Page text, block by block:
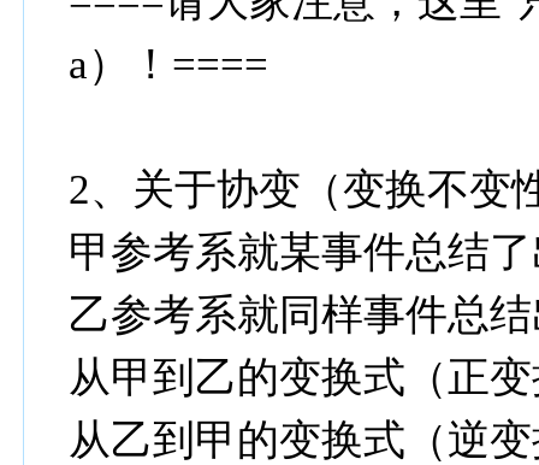
a）！====
2、关于协变（变换不变
甲参考系就某事件总结
乙参考系就同样事件总
从甲到乙的变换式（正
从乙到甲的变换式（逆